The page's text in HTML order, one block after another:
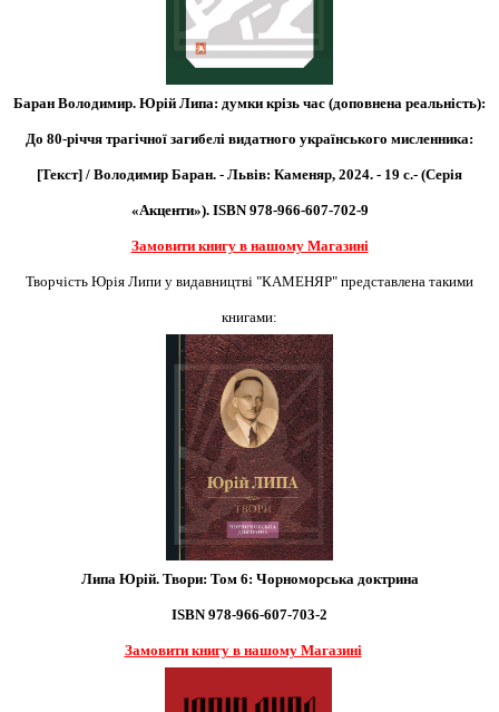
Баран Володимир. Юрій Липа: думки крізь час (доповнена реальність):
До 80-річчя трагічної загибелі видатного українського мисленника:
[Текст] / Володимир Баран. - Львів: Каменяр, 2024. - 19 с.- (Серія
«Акценти»). ISBN 978-966-607-702-9
Замовити книгу в нашому Магазині
Творчість Юрія Липи у видавництві "КАМЕНЯР" представлена такими
книгами:
Липа Юрій. Твори: Том 6: Чорноморська доктрина
ISBN 978-966-607-703-2
Замовити книгу в нашому Магазині